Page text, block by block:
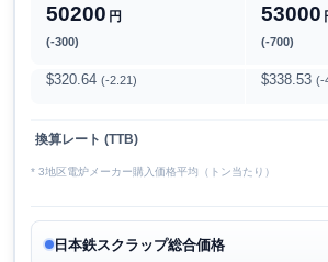
50200 円
(-300)
53000
(-700)
$320.64 (-2.21) $338.53 (-
換算レート (TTB)
* 3地区電炉メーカー購入価格平均（トン当たり）
日本鉄スクラップ総合価格